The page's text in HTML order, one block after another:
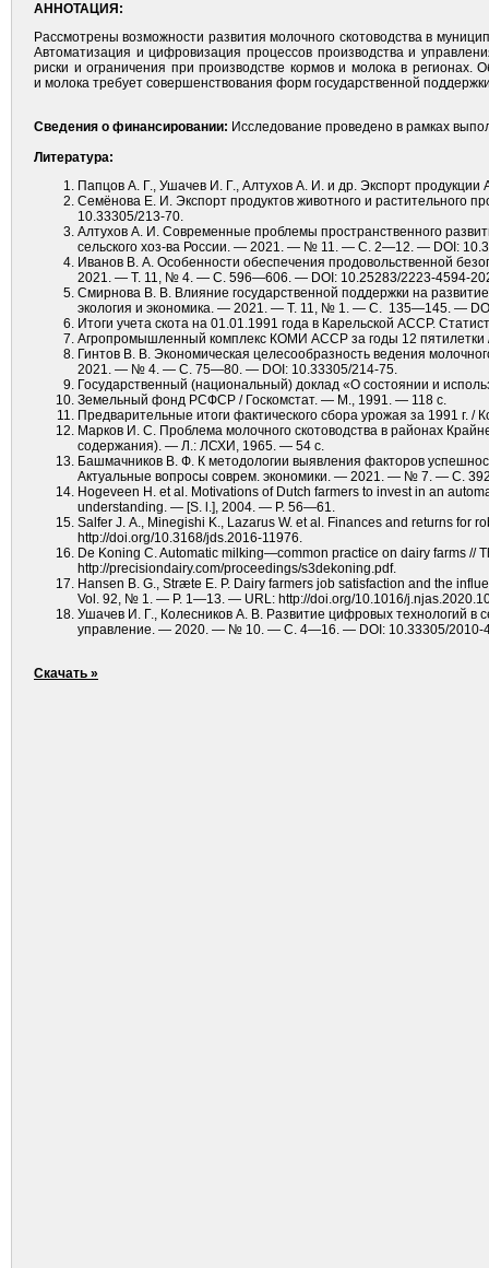
АННОТАЦИЯ:
Рассмотрены возможности развития молочного скотоводства в
Автоматизация и цифровизация процессов производства и
риски и ограничения при производстве кормов и молока в регионах.
и молока требует совершенствования форм государственной
Сведения о финансировании: Исследование проведено в рамках
Литература:
Папцов А. Г., Ушачев И. Г., Алтухов А. И. и др. Экспорт
Семёнова Е. И. Экспорт продуктов животного и
10.33305/213-70.
Алтухов А. И. Современные проблемы пространственного
сельского хоз-ва России. — 2021. — № 11. — С. 2—12. — DOI:
Иванов В. А. Особенности обеспечения продовольственной
2021. — Т. 11, № 4. — С. 596—606. — DOI: 10.25283/2223-4594-
Смирнова В. В. Влияние государственной поддержки на
экология и экономика. — 2021. — Т. 11, № 1. — С. 135—145. —
Итоги учета скота на 01.01.1991 года в Карельской АССР.
Агропромышленный комплекс КОМИ АССР за годы 12 пятилетки
Гинтов В. В. Экономическая целесообразность ведения
2021. — № 4. — С. 75—80. — DOI: 10.33305/214-75.
Государственный (национальный) доклад «О состоянии и
Земельный фонд РСФСР / Госкомстат. — М., 1991. — 118 с.
Предварительные итоги фактического сбора урожая за 1991 г.
Марков И. С. Проблема молочного скотоводства в районах
содержания). — Л.: ЛСХИ, 1965. — 54 с.
Башмачников В. Ф. К методологии выявления факторов
Актуальные вопросы соврем. экономики. — 2021. — № 7. — С.
Hogeveen H. et al. Motivations of Dutch farmers to invest in an
understanding. — [S. l.], 2004. — P. 56—61.
Salfer J. A., Minegishi K., Lazarus W. et al. Finances and returns
http://doi.org/10.3168/jds.2016-11976.
De Koning C. Automatic milking—common practice on dairy farms //
http://precisiondairy.com/proceedings/s3dekoning.pdf.
Hansen B. G., Stræte E. P. Dairy farmers job satisfaction and the
Vol. 92, № 1. — P. 1—13. — URL: http://doi.org/10.1016/
Ушачев И. Г., Колесников А. В. Развитие цифровых технологий в
управление. — 2020. — № 10. — С. 4—16. — DOI: 10.33305/2010-
Скачать »